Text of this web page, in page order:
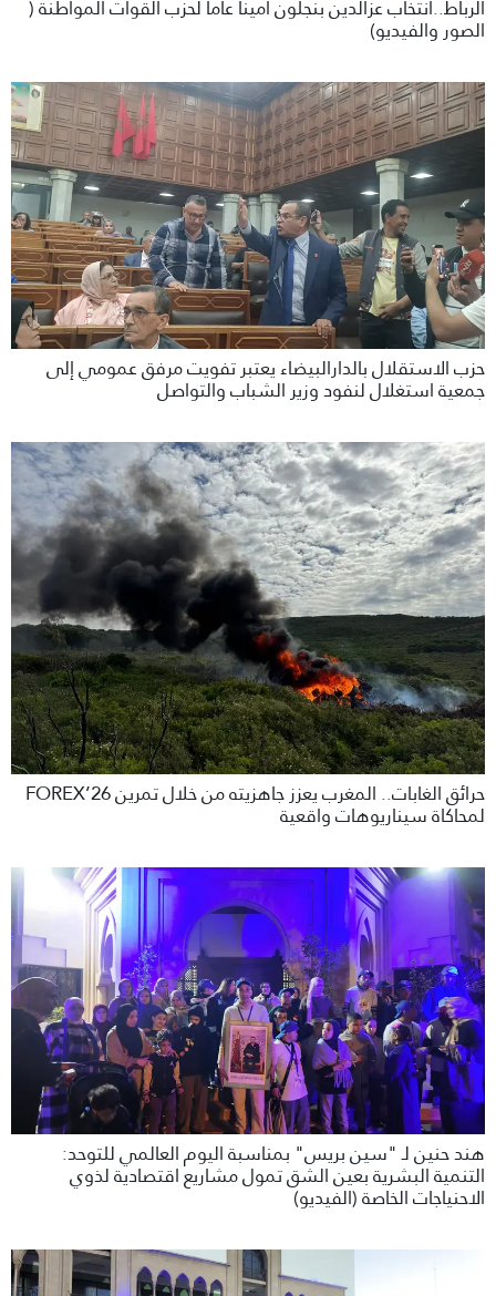
الرباط..انتخاب عزالدين بنجلون امينا عاما لحزب القوات المواطنة (
الصور والفيديو)
حزب الاستقلال بالدارالبيضاء يعتبر تفويت مرفق عمومي إلى
جمعية استغلال لنفود وزير الشباب والتواصل
حرائق الغابات.. المغرب يعزز جاهزيته من خلال تمرين FOREX’26
لمحاكاة سيناريوهات واقعية
هند حنين لـ "سين بريس" بمناسبة اليوم العالمي للتوحد:
التنمية البشرية بعين الشق تمول مشاريع اقتصادية لذوي
الاحنياجات الخاصة (الفيديو)